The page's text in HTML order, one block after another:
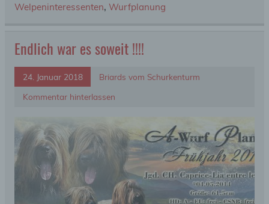
Welpeninteressenten, Wurfplanung
Endlich war es soweit !!!!
24. Januar 2018
Briards vom Schurkenturm
Kommentar hinterlassen